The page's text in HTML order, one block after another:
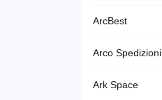
ArcBest
Arco Spedizioni
Ark Space